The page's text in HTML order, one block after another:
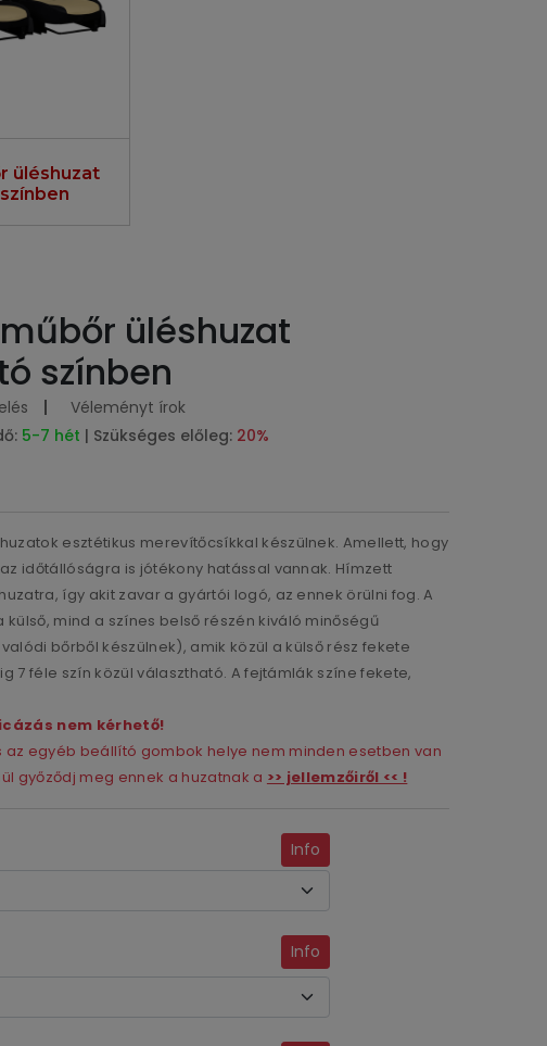
üléshuzat
üléshuzat
színben
Véleményt írok
5-7 hét | Szükséges előleg: 20%
esztétikus merevítőcsíkkal készülnek. Amellett, hogy
időtállóságra is jótékony hatással vannak. Hímzett
így akit zavar a gyártói logó, az ennek örülni fog. A
külső, mind a színes belső részén kiváló minőségű
bőrből készülnek), amik közül a külső rész fekete
7 féle szín közül választható. A fejtámlák színe fekete,
nem kérhető!
az egyéb beállító gombok helye nem minden esetben van
győződj meg ennek a huzatnak a >> jellemzőiről << !
Info
Info